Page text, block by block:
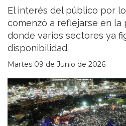
El interés del público por
comenzó a reflejarse en la
donde varios sectores ya
disponibilidad.
Martes 09 de Junio de 2026